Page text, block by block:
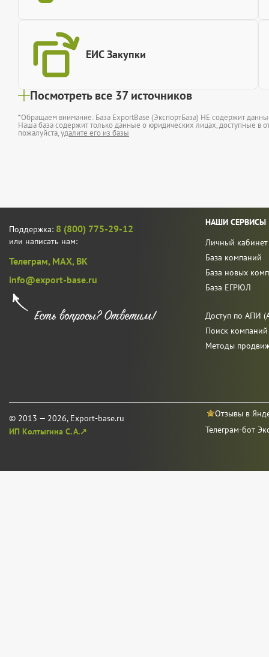
ЕИС Закупки
Посмотреть все 37 источников
*Обращаем внимание: База ExportBase (ЭкспортБаза) НЕ содержит
Наша база содержит только данные о юридических лицах, доступные в
пожалуйста,удалите его из базы
Поддержка: 8 (800) 775-29-12
или написать нам:
Телеграм, MAX, ВК
info@export-base.ru
© 2013 — 2026, Export-base.ru
ИП Колтыгина С. А.↗
НАШИ СЕРВИСЫ
Личный кабинет
База компаний
База новых
База ЕГРЮЛ
Доступ по АПИ
Поиск
Методы
Отзывы в
Телеграм-бот